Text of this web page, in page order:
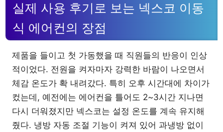
실제 사용 후기로 보는 넥스코 이동
식 에어컨의 장점
제품을 들이고 첫 가동했을 때 직원들의 반응이 인상
적이었다. 전원을 켜자마자 강력한 바람이 나오면서
체감 온도가 확 내려갔다. 특히 오후 시간대에 차이가
컸는데, 예전에는 에어컨을 틀어도 2~3시간 지나면
다시 더워졌지만 넥스코는 설정 온도를 계속 유지해
줬다. 냉방 자동 조절 기능이 켜져 있어 과냉방 없이